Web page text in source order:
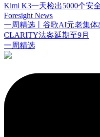
Kimi K3一天检出5000个安
Foresight News
一周精选丨谷歌AI元老集体
CLARITY法案延期至9月
一周精选